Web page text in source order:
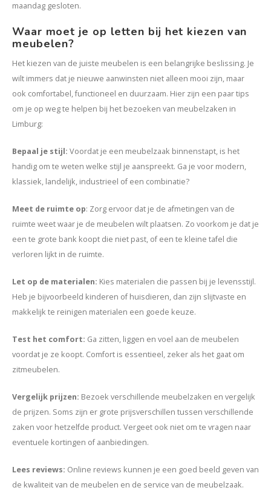
maandag gesloten.
Waar moet je op letten bij het kiezen van
meubelen?
Het kiezen van de juiste meubelen is een belangrijke beslissing. Je
wilt immers dat je nieuwe aanwinsten niet alleen mooi zijn, maar
ook comfortabel, functioneel en duurzaam. Hier zijn een paar tips
om je op weg te helpen bij het bezoeken van meubelzaken in
Limburg:
Bepaal je stijl: Voordat je een meubelzaak binnenstapt, is het
handig om te weten welke stijl je aanspreekt. Ga je voor modern,
klassiek, landelijk, industrieel of een combinatie?
Meet de ruimte op: Zorg ervoor dat je de afmetingen van de
ruimte weet waar je de meubelen wilt plaatsen. Zo voorkom je dat je
een te grote bank koopt die niet past, of een te kleine tafel die
verloren lijkt in de ruimte.
Let op de materialen: Kies materialen die passen bij je levensstijl.
Heb je bijvoorbeeld kinderen of huisdieren, dan zijn slijtvaste en
makkelijk te reinigen materialen een goede keuze.
Test het comfort: Ga zitten, liggen en voel aan de meubelen
voordat je ze koopt. Comfort is essentieel, zeker als het gaat om
zitmeubelen.
Vergelijk prijzen: Bezoek verschillende meubelzaken en vergelijk
de prijzen. Soms zijn er grote prijsverschillen tussen verschillende
zaken voor hetzelfde product. Vergeet ook niet om te vragen naar
eventuele kortingen of aanbiedingen.
Lees reviews: Online reviews kunnen je een goed beeld geven van
de kwaliteit van de meubelen en de service van de meubelzaak.